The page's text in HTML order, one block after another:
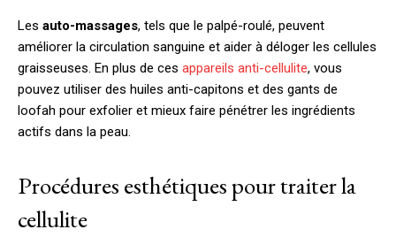
Les auto-massages, tels que le palpé-roulé, peuvent
améliorer la circulation sanguine et aider à déloger les cellules
graisseuses. En plus de ces appareils anti-cellulite, vous
pouvez utiliser des huiles anti-capitons et des gants de
loofah pour exfolier et mieux faire pénétrer les ingrédients
actifs dans la peau.
Procédures esthétiques pour traiter la
cellulite